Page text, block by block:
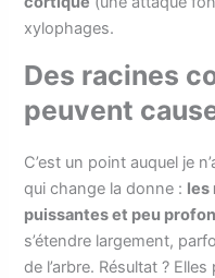
xylophages.
Des racines
peuvent
C’est un point auquel je
qui change la donne : les
puissantes et peu
s’étendre largement,
de l’arbre. Résultat ?